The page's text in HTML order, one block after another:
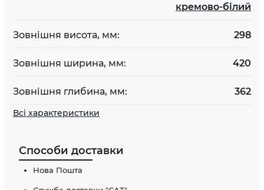
кремово-білий
Зовнішня висота, мм: 298
Зовнішня ширина, мм: 420
Зовнішня глибина, мм: 362
Всі характеристики
Способи доставки
Нова Пошта